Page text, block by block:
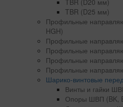
TBR (D20 мм)
TBR (D25 мм)
Профильные
HGH)
Профильные
Профильные
Профильные
Профильные
Шарико-винтовые
Винты и гайки
Опоры ШВП (BK,